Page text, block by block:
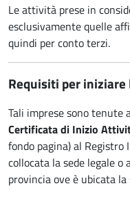
Le attività prese in
esclusivamente quelle
quindi per conto terzi.
Requisiti per
Tali imprese sono tenute
Certificata di Inizio
fondo pagina) al
collocata la sede legale o
provincia ove è ubicata